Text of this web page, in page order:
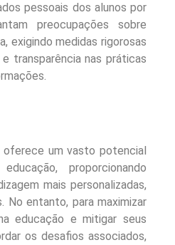
pessoais dos alunos por
preocupações sobre
exigindo medidas rigorosas
transparência nas práticas
um vasto potencial
proporcionando
mais personalizadas,
No entanto, para maximizar
educação e mitigar seus
os desafios associados,